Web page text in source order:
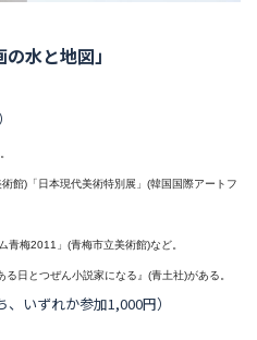
水と地図」
館)「日本現代美術特別展」(韓国国際アートフ
青梅2011」(青梅市立美術館)など。
る日とつぜん小説家になる』(青土社)がある。
いずれか参加1,000円）